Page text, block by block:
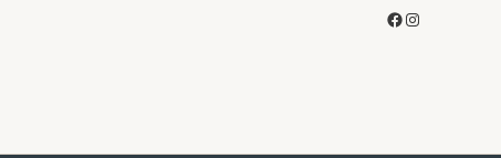
Facebook
Instagram